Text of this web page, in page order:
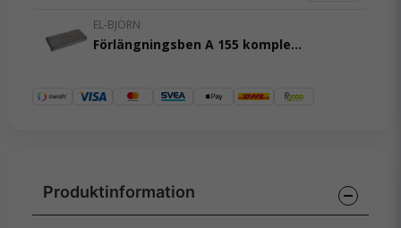
EL-BJÖRN
Förlängningsben A 155 komplett El-Björn